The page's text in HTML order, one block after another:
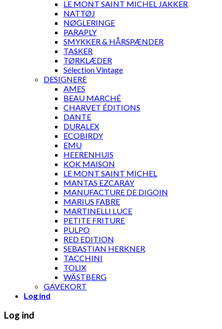
LE MONT SAINT MICHEL JAKKER
NATTØJ
NØGLERINGE
PARAPLY
SMYKKER & HÅRSPÆNDER
TASKER
TØRKLÆDER
Sélection Vintage
DESIGNERE
AMES
BEAU MARCHÉ
CHARVET ÉDITIONS
DANTE
DURALEX
ECOBIRDY
EMU
HEERENHUIS
KOK MAISON
LE MONT SAINT MICHEL
MANTAS EZCARAY
MANUFACTURE DE DIGOIN
MARIUS FABRE
MARTINELLI LUCE
PETITE FRITURE
PULPO
RED EDITION
SEBASTIAN HERKNER
TACCHINI
TOLIX
WÄSTBERG
GAVEKORT
Log ind
Log ind